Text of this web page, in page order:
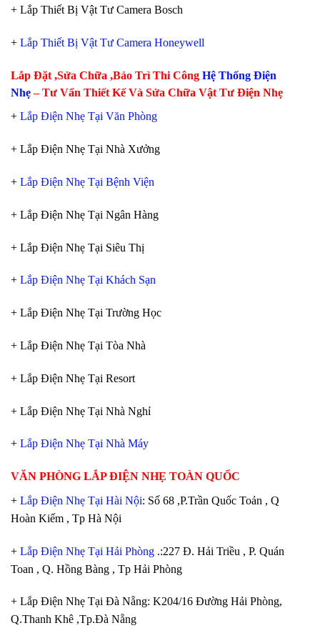
+ Lắp Thiết Bị Vật Tư Camera Bosch
+ Lắp Thiết Bị Vật Tư Camera Honeywell
Lắp Đặt ,Sửa Chữa ,Bảo Trì Thi Công Hệ Thống Điện
Nhẹ– Tư Vấn Thiết Kế Và Sửa Chữa Vật Tư Điện Nhẹ
+ Lắp Điện Nhẹ Tại Văn Phòng
+ Lắp Điện Nhẹ Tại Nhà Xưởng
+ Lắp Điện Nhẹ Tại Bệnh Viện
+ Lắp Điện Nhẹ Tại Ngân Hàng
+ Lắp Điện Nhẹ Tại Siêu Thị
+ Lắp Điện Nhẹ Tại Khách Sạn
+ Lắp Điện Nhẹ Tại Trường Học
+ Lắp Điện Nhẹ Tại Tòa Nhà
+ Lắp Điện Nhẹ Tại Resort
+ Lắp Điện Nhẹ Tại Nhà Nghỉ
+ Lắp Điện Nhẹ Tại Nhà Máy
VĂN PHÒNG LẮP ĐIỆN NHẸ TOÀN QUỐC
+ Lắp Điện Nhẹ Tại Hài Nội: Số 68 ,P.Trần Quốc Toản , Q
Hoàn Kiếm , Tp Hà Nội
+ Lắp Điện Nhẹ Tại Hải Phòng .:227 Đ. Hải Triều , P. Quán
Toan , Q. Hồng Bàng , Tp Hải Phòng
+ Lắp Điện Nhẹ Tại Đà Nẵng: K204/16 Đường Hải Phòng,
Q.Thanh Khê ,Tp.Đà Nẵng